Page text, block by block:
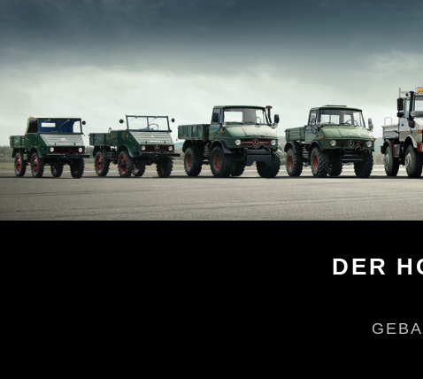
DER
GEBAUT, UM NAHEZU JEDE HÜRDE ZU